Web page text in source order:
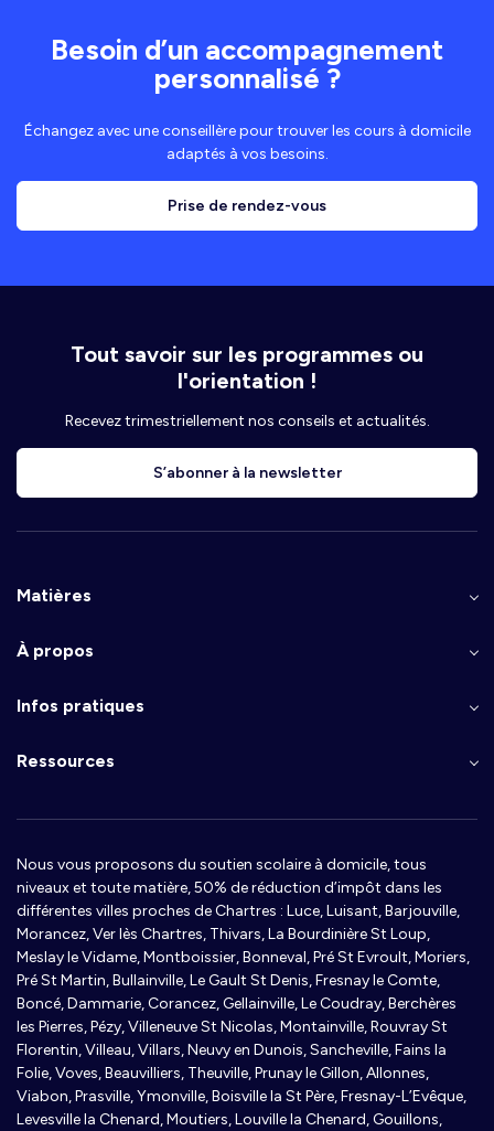
Besoin d’un accompagnement
personnalisé ?
Échangez avec une conseillère pour trouver les cours à domicile
adaptés à vos besoins.
Prise de rendez-vous
Tout savoir sur les programmes ou
l'orientation !
Recevez trimestriellement nos conseils et actualités.
S’abonner à la newsletter
Matières
À propos
Infos pratiques
Ressources
Nous vous proposons du soutien scolaire à domicile, tous
niveaux et toute matière, 50% de réduction d’impôt dans les
différentes villes proches de Chartres : Luce, Luisant, Barjouville,
Morancez, Ver lès Chartres, Thivars, La Bourdinière St Loup,
Meslay le Vidame, Montboissier, Bonneval, Pré St Evroult, Moriers,
Pré St Martin, Bullainville, Le Gault St Denis, Fresnay le Comte,
Boncé, Dammarie, Corancez, Gellainville, Le Coudray, Berchères
les Pierres, Pézy, Villeneuve St Nicolas, Montainville, Rouvray St
Florentin, Villeau, Villars, Neuvy en Dunois, Sancheville, Fains la
Folie, Voves, Beauvilliers, Theuville, Prunay le Gillon, Allonnes,
Viabon, Prasville, Ymonville, Boisville la St Père, Fresnay-L’Evêque,
Levesville la Chenard, Moutiers, Louville la Chenard, Gouillons,